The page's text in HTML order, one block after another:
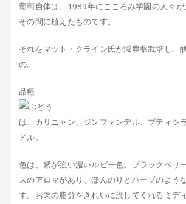
葡萄自体は、1989年にこころみ学園の人々が
その間に植えたものです。
それをマット・クライン氏が減農薬栽培し、
の。
品種
は、カリニャン、ジンファンデル、プティシ
ドル。
色は、紫が強い濃いルビー色。ブラックベリ
スのアロマがあり、ほんのりとハーブのよう
す。お肉の脂分をきれいに流してくれるミデ